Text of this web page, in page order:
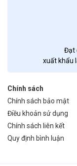
Đạt
xuất khẩu
Chính sách
Chính sách bảo mật
Điều khoản sử dụng
Chính sách liên kết
Quy định bình luận